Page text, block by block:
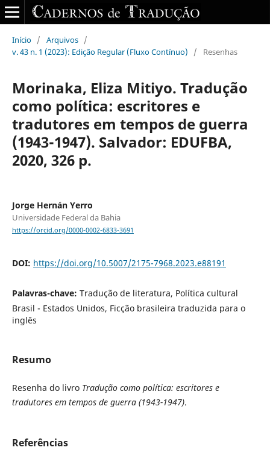
Início / Arquivos /
v. 43 n. 1 (2023): Edição Regular (Fluxo Contínuo)
/ Resenhas
Morinaka, Eliza Mitiyo. Tradução
como política: escritores e
tradutores em tempos de guerra
(1943-1947). Salvador: EDUFBA,
2020, 326 p.
Jorge Hernán Yerro
Universidade Federal da Bahia
https://orcid.org/0000-0002-6833-3691
DOI: https://doi.org/10.5007/2175-7968.2023.e88191
Palavras-chave: Tradução de literatura, Política cultural
Brasil - Estados Unidos, Ficção brasileira traduzida para o
inglês
Resumo
Resenha do livro Tradução como política: escritores e
tradutores em tempos de guerra (1943-1947).
Referências